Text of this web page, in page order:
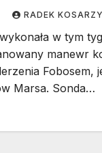
RADEK
w tym
manewr
Fobosem,
Marsa. Sonda…